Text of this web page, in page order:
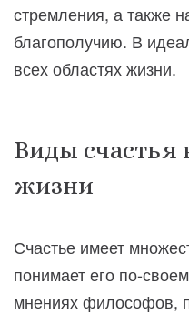
стремления, а также
благополучию. В
всех областях жизни.
Виды счастья
жизни
Счастье имеет
понимает его по-
мнениях философов,